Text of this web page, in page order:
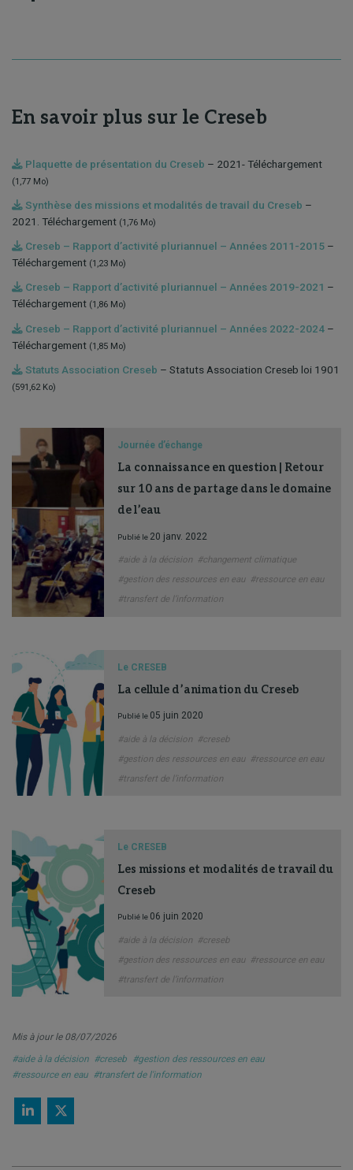
En savoir plus sur le Creseb
Plaquette de présentation du Creseb – 2021- Téléchargement
(1,77 Mo)
Synthèse des missions et modalités de travail du Creseb –
2021. Téléchargement (1,76 Mo)
Creseb – Rapport d’activité pluriannuel – Années 2011-2015 –
Téléchargement (1,23 Mo)
Creseb – Rapport d’activité pluriannuel – Années 2019-2021 –
Téléchargement (1,86 Mo)
Creseb – Rapport d’activité pluriannuel – Années 2022-2024 –
Téléchargement (1,85 Mo)
Statuts Association Creseb – Statuts Association Creseb loi 1901
(591,62 Ko)
Journée d’échange
La connaissance en question | Retour
sur 10 ans de partage dans le domaine
de l’eau
Publié le 20 janv. 2022
#aide à la décision #changement climatique
#gestion des ressources en eau #ressource en eau
#transfert de l’information
Le CRESEB
La cellule d’animation du Creseb
Publié le 05 juin 2020
#aide à la décision #creseb
#gestion des ressources en eau #ressource en eau
#transfert de l’information
Le CRESEB
Les missions et modalités de travail du
Creseb
Publié le 06 juin 2020
#aide à la décision #creseb
#gestion des ressources en eau #ressource en eau
#transfert de l’information
Mis à jour le 08/07/2026
#aide à la décision #creseb #gestion des ressources en eau
#ressource en eau #transfert de l'information